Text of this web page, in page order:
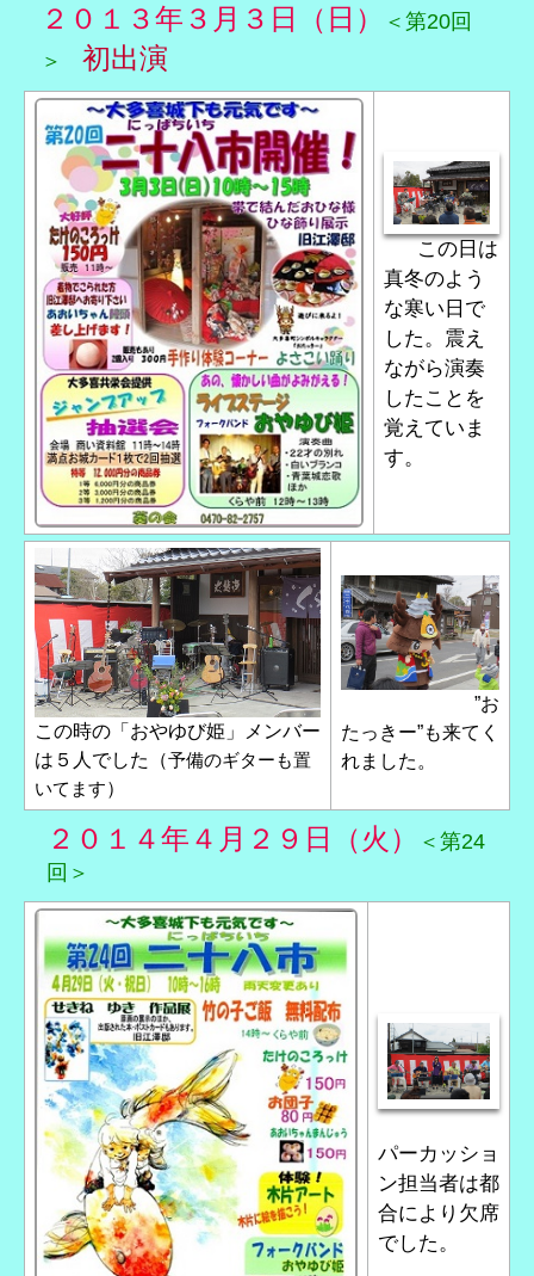
２０１３年３月３日（日）
＜第20回
＞
初出演
この日は
真冬のよう
な寒い日で
した。震え
ながら演奏
したことを
覚えていま
す。
この時の「おやゆび姫」メンバー
は５人でした（予備のギターも置
いてます）
”お
たっきー”も来てく
れました。
２０１４年４月２９日（火）
＜第24
回＞
パーカッショ
ン担当者は都
合により欠席
でした。